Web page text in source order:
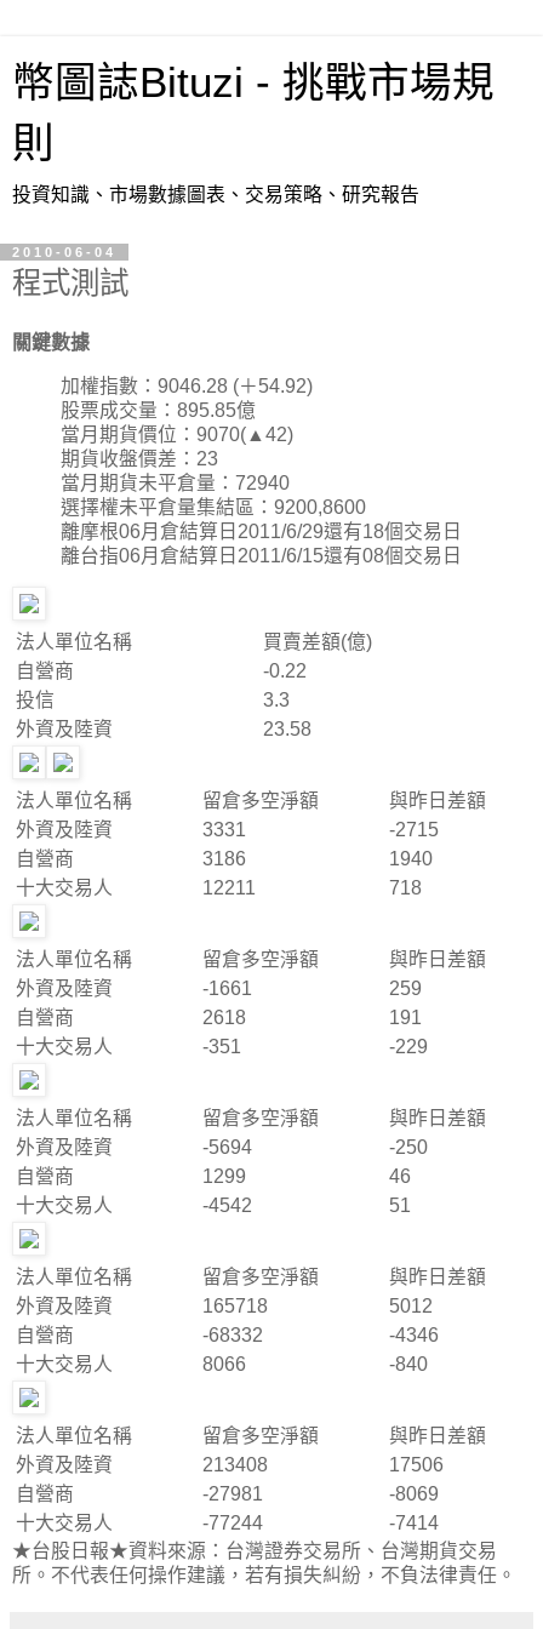
幣圖誌Bituzi - 挑戰市場規
則
投資知識、市場數據圖表、交易策略、研究報告
2010-06-04
程式測試
關鍵數據
加權指數：9046.28 (＋54.92)
股票成交量：895.85億
當月期貨價位：9070(▲42)
期貨收盤價差：23
當月期貨未平倉量：72940
選擇權未平倉量集結區：9200,8600
離摩根06月倉結算日2011/6/29還有18個交易日
離台指06月倉結算日2011/6/15還有08個交易日
法人單位名稱
買賣差額(億)
自營商
-0.22
投信
3.3
外資及陸資
23.58
法人單位名稱 留倉多空淨額
與昨日差額
外資及陸資
3331
-2715
自營商
3186
1940
十大交易人
12211 718
法人單位名稱 留倉多空淨額
與昨日差額
外資及陸資
-1661
259
自營商
2618
191
十大交易人
-351 -229
法人單位名稱 留倉多空淨額
與昨日差額
外資及陸資
-5694
-250
自營商
1299
46
十大交易人
-4542 51
法人單位名稱 留倉多空淨額
與昨日差額
外資及陸資
165718
5012
自營商
-68332
-4346
十大交易人
8066 -840
法人單位名稱 留倉多空淨額
與昨日差額
外資及陸資
213408
17506
自營商
-27981
-8069
十大交易人
-77244
-7414
★台股日報★資料來源：台灣證券交易所、台灣期貨交易
所。不代表任何操作建議，若有損失糾紛，不負法律責任。